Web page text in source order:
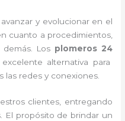
y evolucionar en el
cuanto a procedimientos,
Los plomeros 24
alternativa para
redes y conexiones.
clientes, entregando
El propósito de brindar un